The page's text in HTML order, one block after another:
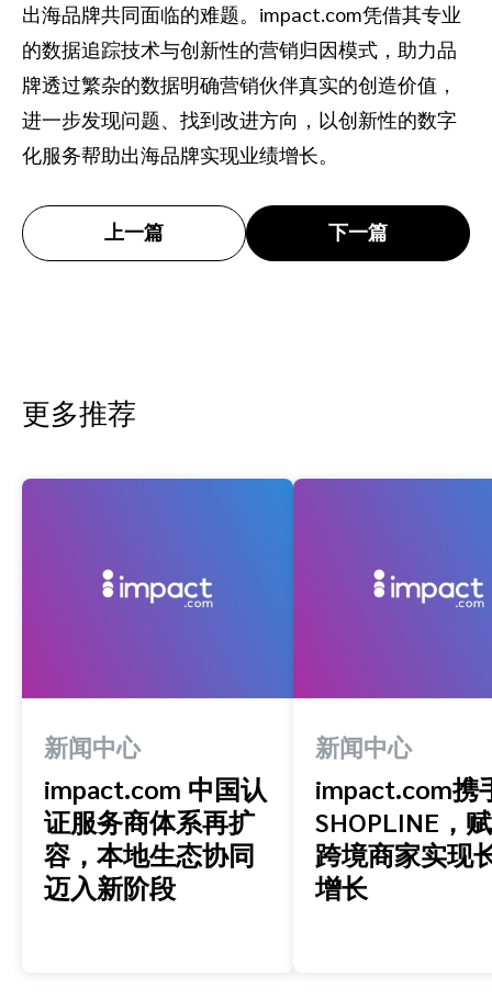
出海品牌共同面临的难题。impact.com凭借其专业
的数据追踪技术与创新性的营销归因模式，助力品
牌透过繁杂的数据明确营销伙伴真实的创造价值，
进一步发现问题、找到改进方向，以创新性的数字
化服务帮助出海品牌实现业绩增长。
上一篇 下一篇
更多推荐
新闻中心
impact.com 中国认
证服务商体系再扩
容，本地生态协同
迈入新阶段
新闻中心
impact.com携
SHOPLINE，
跨境商家实现
增长